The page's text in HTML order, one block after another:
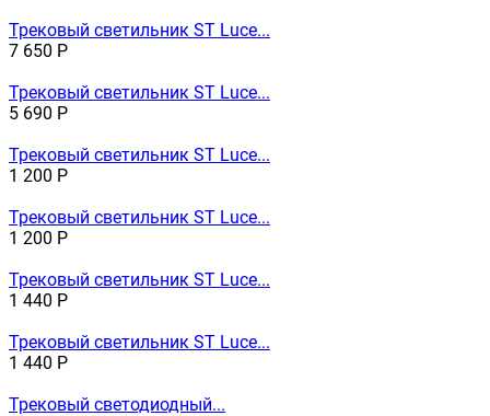
Трековый светильник ST Luce...
7 650 Р
Трековый светильник ST Luce...
5 690 Р
Трековый светильник ST Luce...
1 200 Р
Трековый светильник ST Luce...
1 200 Р
Трековый светильник ST Luce...
1 440 Р
Трековый светильник ST Luce...
1 440 Р
Трековый светодиодный...